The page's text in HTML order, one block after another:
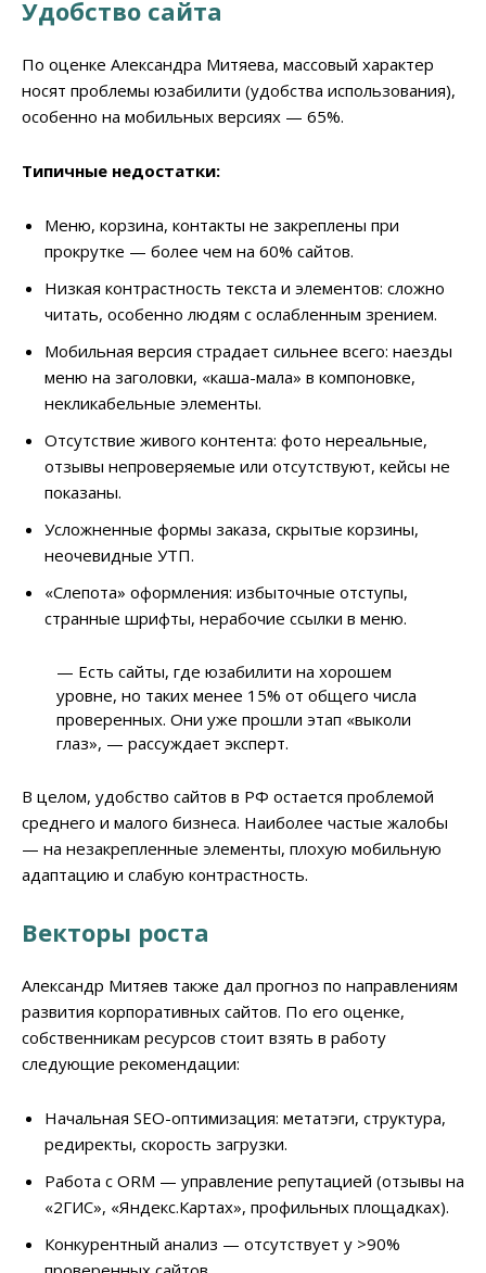
Удобство сайта
По оценке Александра Митяева, массовый характер
носят проблемы юзабилити (удобства использования),
особенно на мобильных версиях — 65%.
Типичные недостатки:
Меню, корзина, контакты не закреплены при
прокрутке — более чем на 60% сайтов.
Низкая контрастность текста и элементов: сложно
читать, особенно людям с ослабленным зрением.
Мобильная версия страдает сильнее всего: наезды
меню на заголовки, «каша-мала» в компоновке,
некликабельные элементы.
Отсутствие живого контента: фото нереальные,
отзывы непроверяемые или отсутствуют, кейсы не
показаны.
Усложненные формы заказа, скрытые корзины,
неочевидные УТП.
«Слепота» оформления: избыточные отступы,
странные шрифты, нерабочие ссылки в меню.
— Есть сайты, где юзабилити на хорошем
уровне, но таких менее 15% от общего числа
проверенных. Они уже прошли этап «выколи
глаз», — рассуждает эксперт.
В целом, удобство сайтов в РФ остается проблемой
среднего и малого бизнеса. Наиболее частые жалобы
— на незакрепленные элементы, плохую мобильную
адаптацию и слабую контрастность.
Векторы роста
Александр Митяев также дал прогноз по направлениям
развития корпоративных сайтов. По его оценке,
собственникам ресурсов стоит взять в работу
следующие рекомендации:
Начальная SEO-оптимизация: метатэги, структура,
редиректы, скорость загрузки.
Работа с ORM — управление репутацией (отзывы на
«2ГИС», «Яндекс.Картах», профильных площадках).
Конкурентный анализ — отсутствует у >90%